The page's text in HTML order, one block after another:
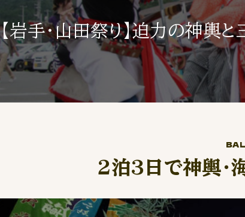
【岩手・山田祭り】迫力の神輿
2泊3日で神輿・